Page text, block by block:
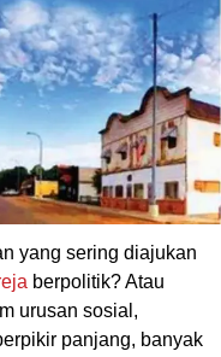
yang sering diajukan
berpolitik? Atau
urusan sosial,
panjang, banyak